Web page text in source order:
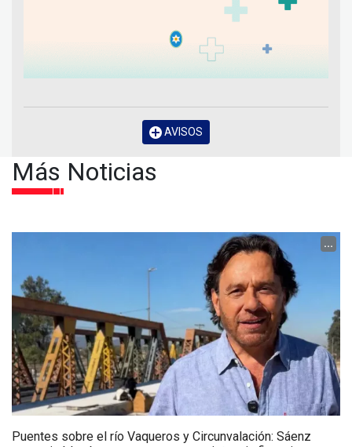
AVISOS
Más Noticias
...
Puentes sobre el río Vaqueros y Circunvalación: Sáenz